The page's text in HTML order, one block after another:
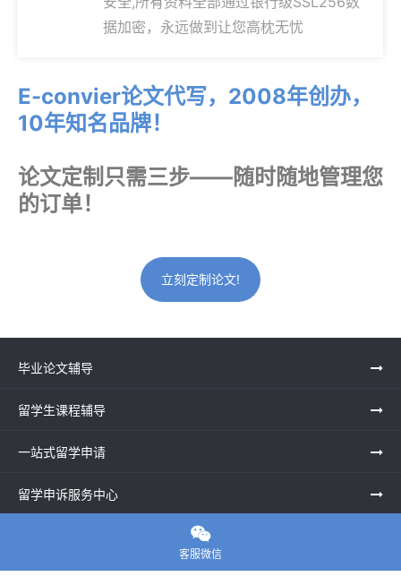
据加密，永远做到让您高枕无忧
E-convier论文代写，2008年创办，
10年知名品牌！
论文定制只需三步——随时随地管理您
的订单！
立刻定制论文!
毕业论文辅导
留学生课程辅导
一站式留学申请
留学申诉服务中心

客服微信